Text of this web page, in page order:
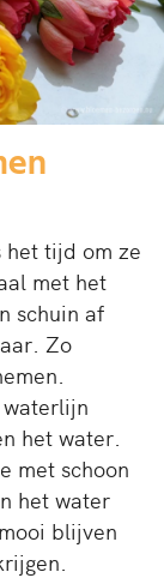
tijd om ze
met het
schuin af
Zo
het water.
met schoon
het water
blijven